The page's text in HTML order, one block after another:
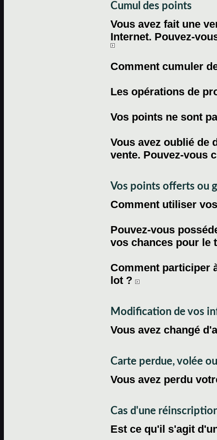
Cumul des points
Vous avez fait une
Internet. Pouvez-
Comment cumuler
Les opérations de
Vos points ne sont
Vous avez oublié de
vente. Pouvez-vous
Vos points offerts ou
Comment utiliser
Pouvez-vous
vos chances pour le
Comment participer
lot ?
Modification de vos
Vous avez changé
Carte perdue, volée
Vous avez perdu
Cas d'une
Est ce qu'il s'agit